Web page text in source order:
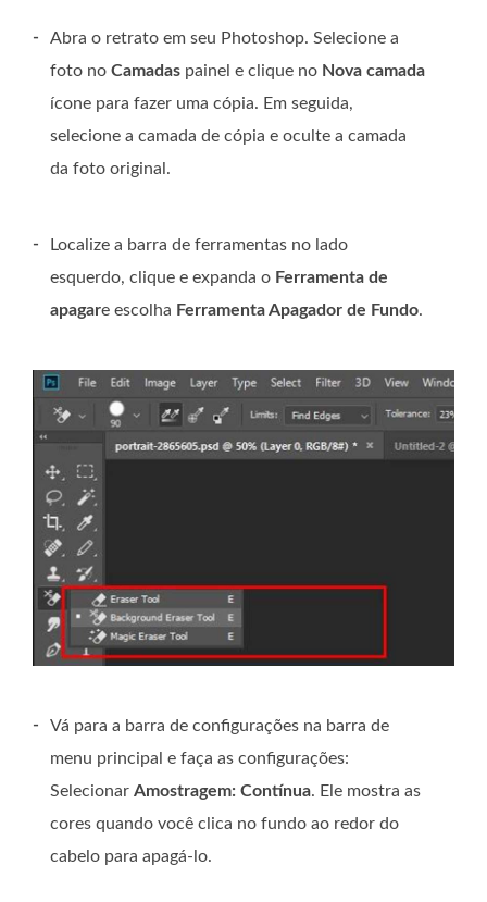
-
Abra o retrato em seu Photoshop. Selecione a
foto no Camadas painel e clique no Nova camada
ícone para fazer uma cópia. Em seguida,
selecione a camada de cópia e oculte a camada
da foto original.
-
Localize a barra de ferramentas no lado
esquerdo, clique e expanda o Ferramenta de
apagare escolha Ferramenta Apagador de Fundo.
-
Vá para a barra de configurações na barra de
menu principal e faça as configurações:
Selecionar Amostragem: Contínua. Ele mostra as
cores quando você clica no fundo ao redor do
cabelo para apagá-lo.